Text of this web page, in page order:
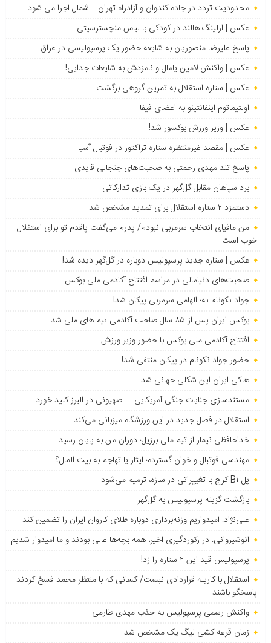
محدودیت تردد در جاده کندوان و آزادراه تهران – شمال اجرا می شود
عکس | ارلینگ هالند در کودکی با لباس منچسترسیتی
پاسخ علیرضا منصوریان به شایعه حضور یک پرسپولیسی در عراق
عکس | واکنش لامین یامال و نامزدش به شایعات جدایی!
عکس | ستاره استقلال به تمرین گروهی برگشت
اولتیماتوم اینفانتینو به اعضای فیفا
عکس | وزیر ورزش بوکسور شد!
عکس | مقصد غیرمنتظره ستاره تراکتور در فوتبال آسیا
پاسخ تند مهدی رحمتی به صحبت‌های جنجالی قایدی
برد سپاهان مقابل گل‌گهر در یک بازی تدارکاتی
دستمزد ۲ ستاره استقلال برای تمدید مشخص شد
من مافیای انتخاب سرمربی نبودم/ پدرم می‌گفت پاقدم تو برای استقلال
خوب است
عکس | ستاره جدید پرسپولیس دوباره در گل‌گهر دیده شد!
صحبت‌های دنیامالی در مراسم افتتاح آکادمی ملی بوکس
جواد نکونام نه؛ الهامی سرمربی پیکان شد!
بوکس ایران پس از ۸۵ سال صاحب آکادمی تیم های ملی شد
افتتاح آکادمی ملی بوکس با حضور وزیر ورزش
حضور جواد نکونام در پیکان منتفی شد!
هاکی ایران این شکلی جهانی شد
مستندسازی جنایات جنگی آمریکایی ــ صهیونی در البرز کلید خورد
استقلال در فصل جدید در این ورزشگاه میزبانی می‌کند
خداحافظی نیمار از تیم ملی برزیل؛ دوران من به پایان رسید
مهندسی فوتبال و خوان گسترده؛ ایثار یا تهاجم به بیت المال؟
پل B۱ کرج با تغییراتی در سازه، ترمیم می‌شود
بازگشت گزینه پرسپولیس به ‌گل‌گهر
علی‌نژاد: امیدواریم وزنه‌برداری دوباره طلای کاروان ایران را تضمین کند
انوشیروانی: در رکوردگیری اخیر، همه بچه‌ها عالی بودند و ما امیدوار شدیم
پرسپولیس قید این ۲ ستاره را زد!
استقلال با کاریله قراردادی نبست/ کسانی که با منتظر محمد فسخ کردند
پاسخگو باشند
واکنش رسمی پرسپولیس به جذب مهدی طارمی
زمان قرعه کشی لیگ یک مشخص شد